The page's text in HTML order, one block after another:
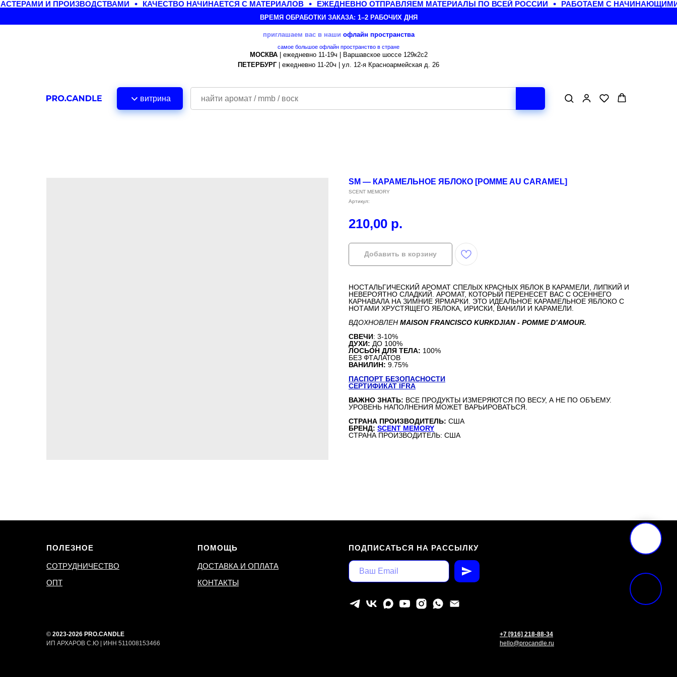
И ПРОИЗВОДСТВАМИ КАЧЕСТВО НАЧИНАЕТСЯ С МАТЕРИАЛОВ ЕЖЕДНЕВНО ОТПРАВЛЯЕМ МАТЕРИАЛЫ ПО ВСЕЙ РОССИИ РАБОТАЕМ С НАЧИНАЮЩИМИ
ВРЕМЯ ОБРАБОТКИ ЗАКАЗА: 1–2 РАБОЧИХ ДНЯ
приглашаем вас в наши офлайн пространства
самое большое офлайн пространство в стране
МОСКВА| ежедневно 11-19ч | Варшавское шоссе 129к2с2
ПЕТЕРБУРГ| ежедневно 11-20ч | ул. 12-я Красноармейская д. 26
витрина
SM — КАРАМЕЛЬНОЕ ЯБЛОКО [POMME AU CARAMEL]
SCENT MEMORY
Артикул:
210,00 р.
Добавить в корзину
НОСТАЛЬГИЧЕСКИЙ АРОМАТ СПЕЛЫХ КРАСНЫХ ЯБЛОК В КАРАМЕЛИ, ЛИПКИЙ И
НЕВЕРОЯТНО СЛАДКИЙ. АРОМАТ, КОТОРЫЙ ПЕРЕНЕСЕТ ВАС С ОСЕННЕГО
КАРНАВАЛА НА ЗИМНИЕ ЯРМАРКИ. ЭТО ИДЕАЛЬНОЕ КАРАМЕЛЬНОЕ ЯБЛОКО С
НОТАМИ ХРУСТЯЩЕГО ЯБЛОКА, ИРИСКИ, ВАНИЛИ И КАРАМЕЛИ.
ВДОХНОВЛЕН MAISON FRANCISCO KURKDJIAN - POMME D’AMOUR.
СВЕЧИ: 3-10%
ДУХИ: ДО 100%
ЛОСЬОН ДЛЯ ТЕЛА: 100%
БЕЗ ФТАЛАТОВ
ВАНИЛИН: 9.75%
ПАСПОРТ БЕЗОПАСНОСТИ
СЕРТИФИКАТ IFRA
ВАЖНО ЗНАТЬ: ВСЕ ПРОДУКТЫ ИЗМЕРЯЮТСЯ ПО ВЕСУ, А НЕ ПО ОБЪЕМУ.
УРОВЕНЬ НАПОЛНЕНИЯ МОЖЕТ ВАРЬИРОВАТЬСЯ.
СТРАНА ПРОИЗВОДИТЕЛЬ: США
БРЕНД: SCENT MEMORY
СТРАНА ПРОИЗВОДИТЕЛЬ: США
ПОЛЕЗНОЕ
СОТРУДНИЧЕСТВО
ОПТ
ПОМОЩЬ
ДОСТАВКА И ОПЛАТА
КОНТАКТЫ
ПОДПИСАТЬСЯ НА РАССЫЛКУ
© 2023-2026 PRO.CANDLE
ИП АРХАРОВ С.Ю | ИНН 511008153466
+7 [916] 218-88-34
hello@procandle.ru